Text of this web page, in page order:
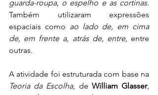
guarda-roupa, o espelho e as cortinas.
Também utilizaram expressões
espaciais como ao lado de, em cima
de, em frente a, atrás de, entre, entre
outras.
Teoria da Escolha, de William Glasser,